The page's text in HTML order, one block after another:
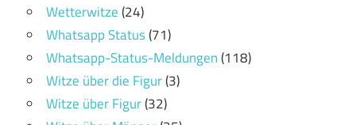
Wetterwitze(24)
Whatsapp Status(71)
Whatsapp-Status-Meldungen(118)
Witze über die Figur(3)
Witze über Figur(32)